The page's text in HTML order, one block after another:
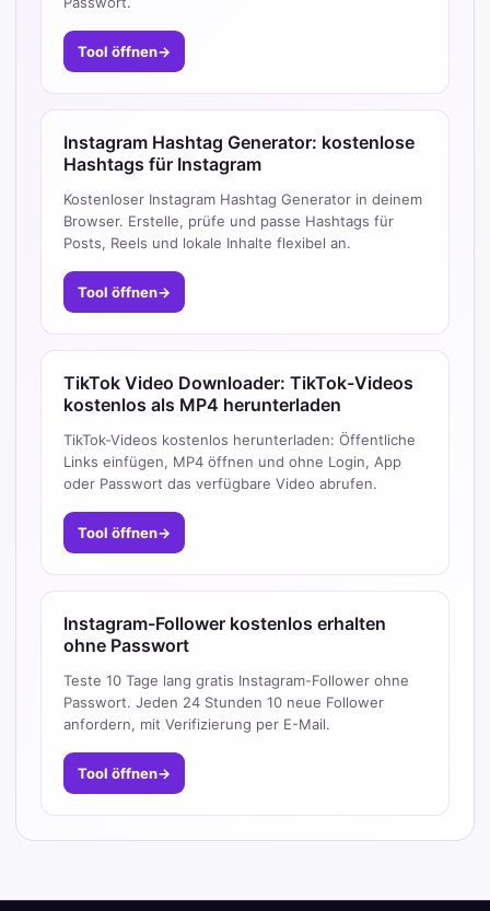
Tool öffnen→
Instagram Hashtag Generator: kostenlose
Hashtags für Instagram
Kostenloser Instagram Hashtag Generator in deinem
Browser. Erstelle, prüfe und passe Hashtags für
Posts, Reels und lokale Inhalte flexibel an.
Tool öffnen→
TikTok Video Downloader: TikTok-Videos
kostenlos als MP4 herunterladen
TikTok-Videos kostenlos herunterladen: Öffentliche
Links einfügen, MP4 öffnen und ohne Login, App
oder Passwort das verfügbare Video abrufen.
Tool öffnen→
Instagram-Follower kostenlos erhalten
ohne Passwort
Teste 10 Tage lang gratis Instagram-Follower ohne
Passwort. Jeden 24 Stunden 10 neue Follower
anfordern, mit Verifizierung per E-Mail.
Tool öffnen→